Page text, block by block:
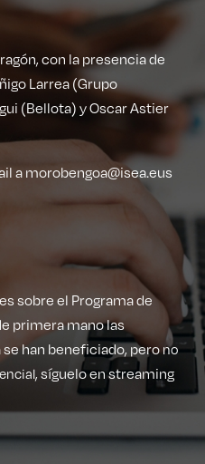
con la presencia de
Larrea (Grupo
(Bellota) y Oscar Astier
a morobengoa@isea.eus
sobre el Programa de
primera mano las
han beneficiado, perono
, síguelo en streaming